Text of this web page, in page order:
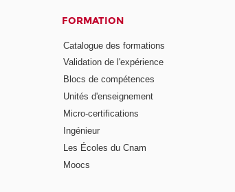
FORMATION
Catalogue des formations
Validation de l'expérience
Blocs de compétences
Unités d'enseignement
Micro-certifications
Ingénieur
Les Écoles du Cnam
Moocs